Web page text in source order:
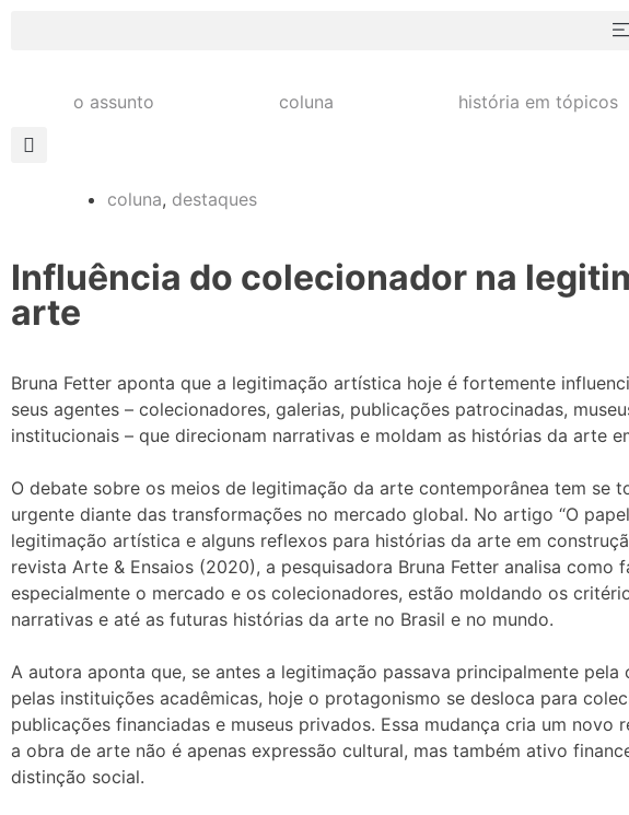
o assunto coluna história em tópicos
coluna, destaques
Influência do colecionador na
arte
Bruna Fetter aponta que a legitimação artística hoje é fortemente
seus agentes – colecionadores, galerias, publicações patrocinadas,
institucionais – que direcionam narrativas e moldam as histórias da arte
O debate sobre os meios de legitimação da arte contemporânea tem se
urgente diante das transformações no mercado global. No artigo “O
legitimação artística e alguns reflexos para histórias da arte em
revista Arte & Ensaios (2020), a pesquisadora Bruna Fetter analisa como
especialmente o mercado e os colecionadores, estão moldando os
narrativas e até as futuras histórias da arte no Brasil e no mundo.
A autora aponta que, se antes a legitimação passava principalmente pela
pelas instituições acadêmicas, hoje o protagonismo se desloca para
publicações financiadas e museus privados. Essa mudança cria um novo
a obra de arte não é apenas expressão cultural, mas também ativo
distinção social.